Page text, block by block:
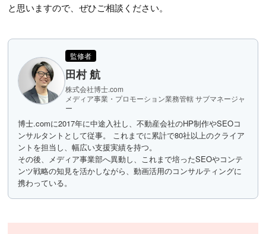
と思いますので、ぜひご相談ください。
監修者
田村 航
株式会社博士.com
メディア事業・プロモーション業務管轄 サブマネージャ
ー
博士.comに2017年に中途入社し、不動産会社のHP制作やSEOコ
ンサルタントとして従事。 これまでに累計で80社以上のクライア
ントを担当し、幅広い支援実績を持つ。
その後、メディア事業部へ異動し、これまで培ったSEOやコンテ
ンツ戦略の知見を活かしながら、動画活用のコンサルティングに
携わっている。